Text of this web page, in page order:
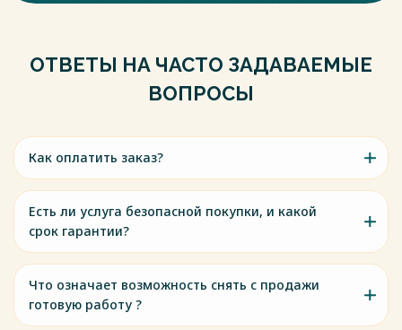
ОТВЕТЫ НА ЧАСТО ЗАДАВАЕМЫЕ
ВОПРОСЫ
Как оплатить заказ?
Есть ли услуга безопасной покупки, и какой
срок гарантии?
Что означает возможность снять с продажи
готовую работу ?